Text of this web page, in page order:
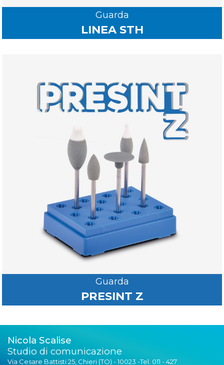
Guarda
LINEA STH
Guarda
PRESINT Z
Nicola Scalise
Studio di comunicazione
Via Cesare Battisti 25, Chieri (TO) - 10023 -Tel. 011 - 427